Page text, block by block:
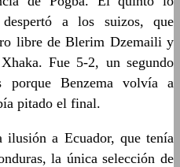
a los suizos, que
libre de Blerim Dzemaili y
Fue 5-2, un segundo
porque Benzema volvía a
pitado el final.
ilusión a Ecuador, que tenía
la única selección de